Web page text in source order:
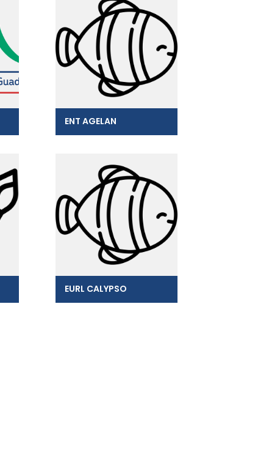
ENT AGELAN
EURL CALYPSO